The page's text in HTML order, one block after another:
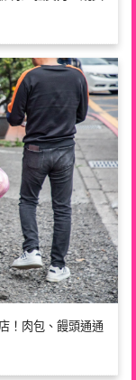
！肉包、饅頭通通